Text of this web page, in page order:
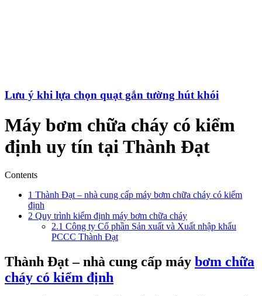
Lưu ý khi lựa chọn quạt gắn tường hút khói
Máy bơm chữa cháy có kiểm
định uy tín tại Thành Đạt
Contents
1 Thành Đạt – nhà cung cấp máy bơm chữa cháy có kiểm
định
2 Quy trình kiểm định máy bơm chữa cháy
2.1 Công ty Cổ phần Sản xuất và Xuất nhập khẩu
PCCC Thành Đạt
Thành Đạt – nhà cung cấp máy bơm chữa
cháy có kiểm định